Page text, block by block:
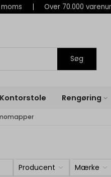
moms | Over 70.000
Søg
Kontorstole Rengøring
Producent Mærke